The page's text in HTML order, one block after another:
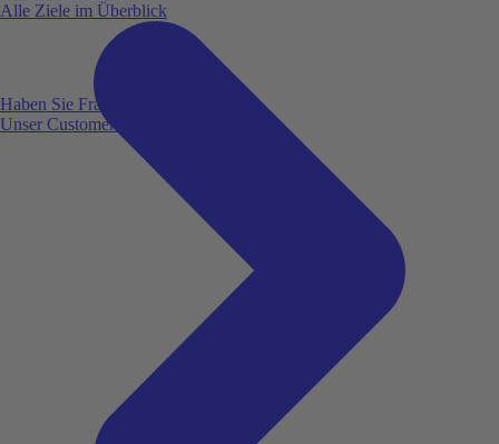
Haben Sie Fragen?
Unser Customer Service ist für Sie da!
Alle Ziele im Überblick